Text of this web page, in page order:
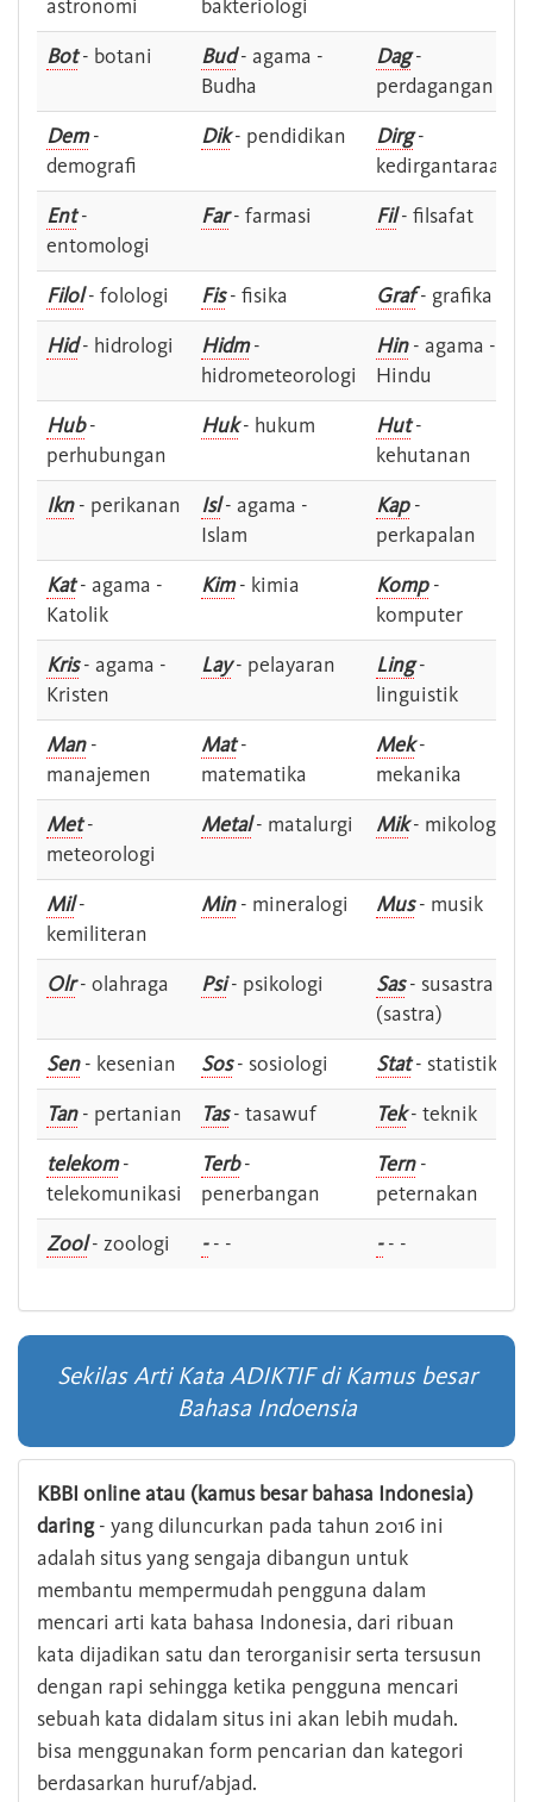
astronomi
bakteriologi
Bot- botani Bud- agama -
Budha
Dag-
perdagangan
Dem-
demografi
Dik- pendidikan Dirg-
kedirgantaraan
Ent-
entomologi
Far- farmasi Fil- filsafat
Filol- folologi Fis- fisika Graf- grafika
Hid- hidrologi Hidm-
hidrometeorologi
Hin- agama -
Hindu
Hub-
perhubungan
Huk- hukum Hut-
kehutanan
Ikn- perikanan Isl- agama -
Islam
Kap-
perkapalan
Kat- agama -
Katolik
Kim- kimia Komp-
komputer
Kris- agama -
Kristen
Lay- pelayaran Ling-
linguistik
Man-
manajemen
Mat-
matematika
Mek-
mekanika
Met-
meteorologi
Metal- matalurgi Mik- mikologi
Mil-
kemiliteran
Min- mineralogi Mus- musik
Olr- olahraga Psi- psikologi Sas- susastra -
(sastra)
Sen- kesenian Sos- sosiologi Stat- statistik
Tan- pertanian Tas- tasawuf Tek- teknik
telekom-
telekomunikasi
Terb-
penerbangan
Tern-
peternakan
Zool- zoologi -- - -- -
Sekilas Arti Kata ADIKTIF di Kamus besar
Bahasa Indoensia
KBBI online atau (kamus besar bahasa Indonesia)
daring- yang diluncurkan pada tahun 2016 ini
adalah situs yang sengaja dibangun untuk
membantu mempermudah pengguna dalam
mencari arti kata bahasa Indonesia, dari ribuan
kata dijadikan satu dan terorganisir serta tersusun
dengan rapi sehingga ketika pengguna mencari
sebuah kata didalam situs ini akan lebih mudah.
bisa menggunakan form pencarian dan kategori
berdasarkan huruf/abjad.